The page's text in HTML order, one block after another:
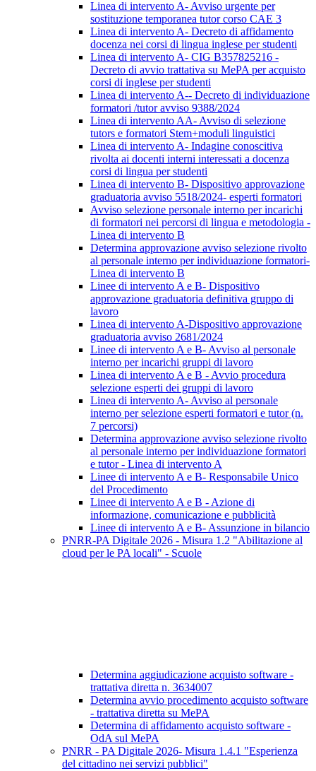
Linea di intervento A- Avviso urgente per
sostituzione temporanea tutor corso CAE 3
Linea di intervento A- Decreto di affidamento
docenza nei corsi di lingua inglese per studenti
Linea di intervento A- CIG B357825216 -
Decreto di avvio trattativa su MePA per acquisto
corsi di inglese per studenti
Linea di intervento A-- Decreto di individuazione
formatori /tutor avviso 9388/2024
Linea di intervento AA- Avviso di selezione
tutors e formatori Stem+moduli linguistici
Linea di intervento A- Indagine conoscitiva
rivolta ai docenti interni interessati a docenza
corsi di lingua per studenti
Linea di intervento B- Dispositivo approvazione
graduatoria avviso 5518/2024- esperti formatori
Avviso selezione personale interno per incarichi
di formatori nei percorsi di lingua e metodologia -
Linea di intervento B
Determina approvazione avviso selezione rivolto
al personale interno per individuazione formatori-
Linea di intervento B
Linee di intervento A e B- Dispositivo
approvazione graduatoria definitiva gruppo di
lavoro
Linea di intervento A-Dispositivo approvazione
graduatoria avviso 2681/2024
Linee di intervento A e B- Avviso al personale
interno per incarichi gruppi di lavoro
Linea di intervento A e B - Avvio procedura
selezione esperti dei gruppi di lavoro
Linea di intervento A- Avviso al personale
interno per selezione esperti formatori e tutor (n.
7 percorsi)
Determina approvazione avviso selezione rivolto
al personale interno per individuazione formatori
e tutor - Linea di intervento A
Linee di intervento A e B- Responsabile Unico
del Procedimento
Linee di intervento A e B - Azione di
informazione, comunicazione e pubblicità
Linee di intervento A e B- Assunzione in bilancio
PNRR-PA Digitale 2026 - Misura 1.2 "Abilitazione al
cloud per le PA locali" - Scuole
Determina aggiudicazione acquisto software -
trattativa diretta n. 3634007
Determina avvio procedimento acquisto software
- trattativa diretta su MePA
Determina di affidamento acquisto software -
OdA sul MePA
PNRR - PA Digitale 2026- Misura 1.4.1 "Esperienza
del cittadino nei servizi pubblici"